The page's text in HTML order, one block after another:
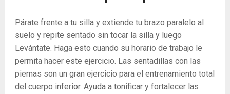
Párate frente a tu silla y extiende tu brazo paralelo al
suelo y repite sentado sin tocar la silla y luego
Levántate. Haga esto cuando su horario de trabajo le
permita hacer este ejercicio. Las sentadillas con las
piernas son un gran ejercicio para el entrenamiento total
del cuerpo inferior. Ayuda a tonificar y fortalecer las